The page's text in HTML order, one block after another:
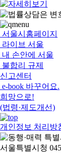
서울시홈페이지
라이브 서울
내 손안에 서울
불합리 규제
신고센터
e-book 바꾸어요.
희망으로!
(법령·제도개선)
개인정보 처리방
서울특별시청